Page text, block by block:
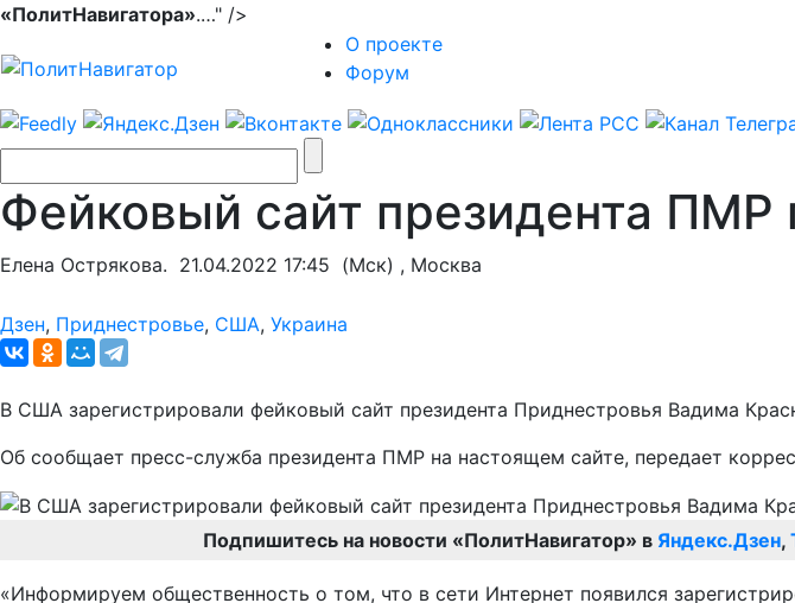
«ПолитНавигатора».…" />
О проекте
Форум
Фейковый сайт президента ПМР
Елена Острякова. 21.04.2022 17:45 (Мск) , Москва
Дзен, Приднестровье, США, Украина
В США зарегистрировали фейковый сайт президента Приднестровья Вадима
Об сообщает пресс-служба президента ПМР на настоящем сайте, передает
Подпишитесь на новости «ПолитНавигатор» в Яндекс.Дзен,
«Информируем общественность о том, что в сети Интернет появился